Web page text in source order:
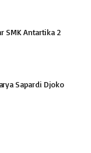
SMK Antartika 2
Sapardi Djoko